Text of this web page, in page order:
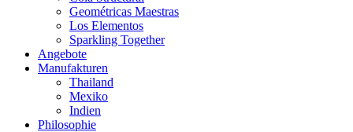
Geométricas Maestras
Los Elementos
Sparkling Together
Angebote
Manufakturen
Thailand
Mexiko
Indien
Philosophie